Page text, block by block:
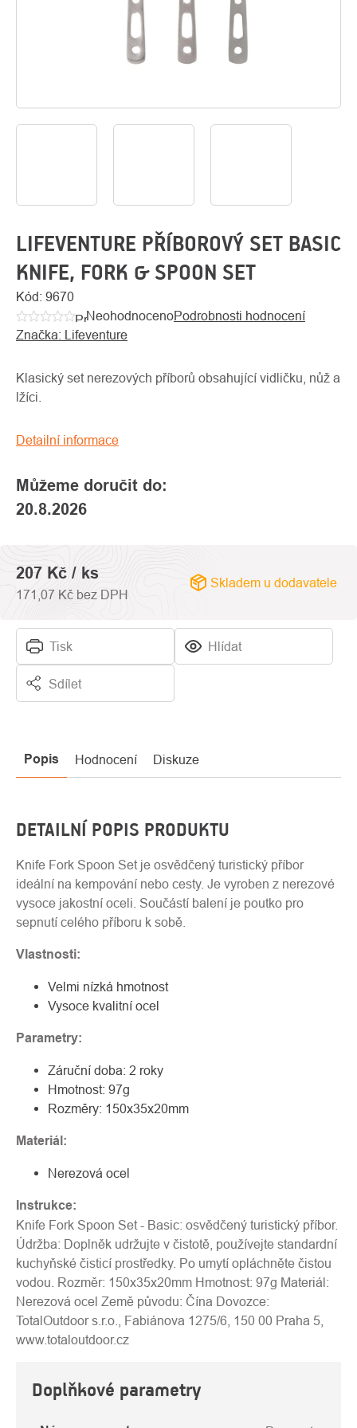
O
LIFEVENTURE PŘÍBOROVÝ SET BASIC
KNIFE, FORK & SPOON SET
Kód: 9670
Průměrné
hodnocení
je
5
NeohodnocenoPodrobnosti hodnocení
Značka: Lifeventure
Můžeme doručit do:
20.8.2026
Klasický set nerezových příborů obsahující vidličku, nůž a
lžíci.
Detailní informace
Tisk Hlídat
Sdílet
207 Kč / ks
171,07 Kč bez DPH
Skladem u dodavatele
Popis Hodnocení Diskuze
DETAILNÍ POPIS PRODUKTU
Knife Fork Spoon Set je osvědčený turistický příbor
ideální na kempování nebo cesty. Je vyroben z nerezové
vysoce jakostní oceli. Součástí balení je poutko pro
sepnutí celého příboru k sobě.
Vlastnosti:
Velmi nízká hmotnost
Vysoce kvalitní ocel
Parametry:
Záruční doba: 2 roky
Hmotnost: 97g
Rozměry: 150x35x20mm
Materiál:
Nerezová ocel
Instrukce:
Knife Fork Spoon Set - Basic: osvědčený turistický příbor.
Údržba: Doplněk udržujte v čistotě, používejte standardní
kuchyňské čisticí prostředky. Po umytí opláchněte čistou
vodou. Rozměr: 150x35x20mm Hmotnost: 97g Materiál:
Nerezová ocel Země původu: Čína Dovozce:
TotalOutdoor s.r.o., Fabiánova 1275/6, 150 00 Praha 5,
www.totaloutdoor.cz
Doplňkové parametry